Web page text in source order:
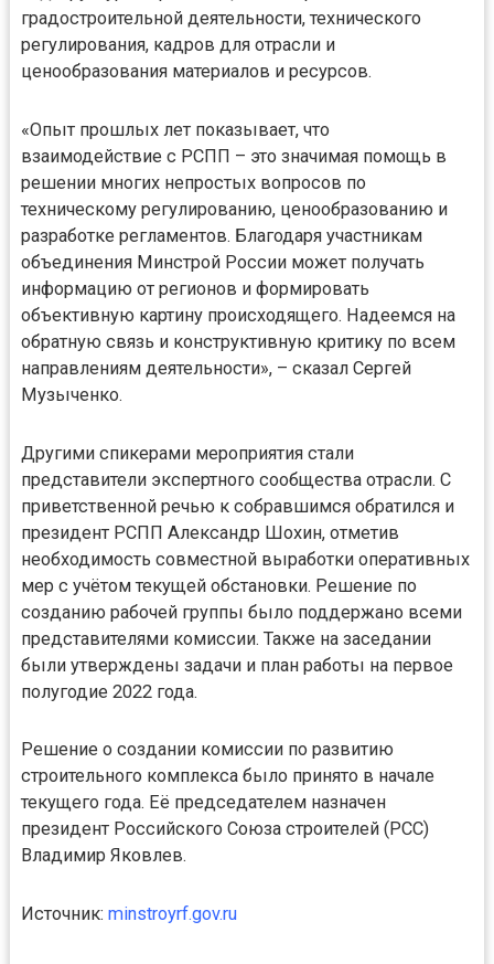
градостроительной деятельности, технического
регулирования, кадров для отрасли и
ценообразования материалов и ресурсов.
«Опыт прошлых лет показывает, что
взаимодействие с РСПП – это значимая помощь в
решении многих непростых вопросов по
техническому регулированию, ценообразованию и
разработке регламентов. Благодаря участникам
объединения Минстрой России может получать
информацию от регионов и формировать
объективную картину происходящего. Надеемся на
обратную связь и конструктивную критику по всем
направлениям деятельности», – сказал Сергей
Музыченко.
Другими спикерами мероприятия стали
представители экспертного сообщества отрасли. С
приветственной речью к собравшимся обратился и
президент РСПП Александр Шохин, отметив
необходимость совместной выработки оперативных
мер с учётом текущей обстановки. Решение по
созданию рабочей группы было поддержано всеми
представителями комиссии. Также на заседании
были утверждены задачи и план работы на первое
полугодие 2022 года.
Решение о создании комиссии по развитию
строительного комплекса было принято в начале
текущего года. Её председателем назначен
президент Российского Союза строителей (РСС)
Владимир Яковлев.
Источник: minstroyrf.gov.ru